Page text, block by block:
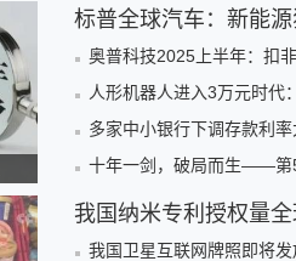
标普全球汽车：新能
奥普科技2025上半年：扣
人形机器人进入3万元时代
多家中小银行下调存款利
十年一剑，破局而生——第
我国纳米专利授权量
我国卫星互联网牌照即将